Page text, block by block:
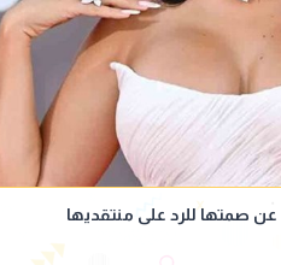
صمتها للرد على منتقديها